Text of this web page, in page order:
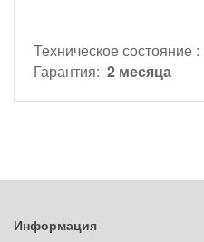
Техническое состояние :
Гарантия: 2 месяца
Информация